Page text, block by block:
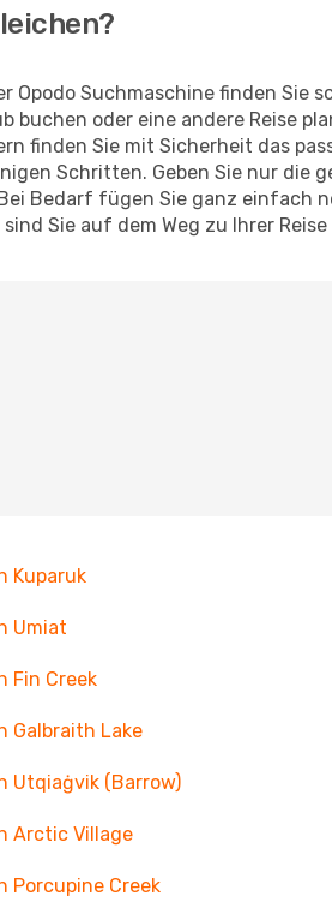
Suchmaschine finden Sie
buchen oder eine andere Reise
finden Sie mit Sicherheit das
Schritten. Geben Sie nur die
Bedarf fügen Sie ganz einfach
Sie auf dem Weg zu Ihrer
Kuparuk
Umiat
Fin Creek
Galbraith Lake
Utqiaġvik (Barrow)
Arctic Village
Porcupine Creek